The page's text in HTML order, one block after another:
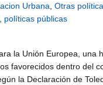
Urbana, Otras
, políticas públicas
la Unión Europea, una
favorecidos dentro del
la Declaración de